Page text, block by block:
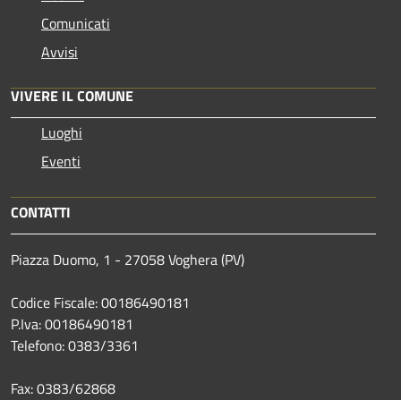
Comunicati
Avvisi
VIVERE IL COMUNE
Luoghi
Eventi
CONTATTI
Piazza Duomo, 1 - 27058 Voghera (PV)
Codice Fiscale: 00186490181
P.Iva: 00186490181
Telefono:0383/3361
Fax:0383/62868